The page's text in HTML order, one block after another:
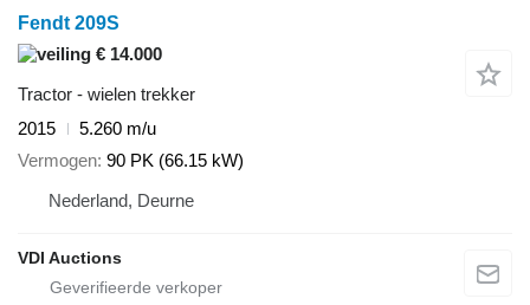
Fendt 209S
€ 14.000
Tractor - wielen trekker
2015
5.260 m/u
Vermogen 90 PK (66.15 kW)
Nederland, Deurne
VDI Auctions